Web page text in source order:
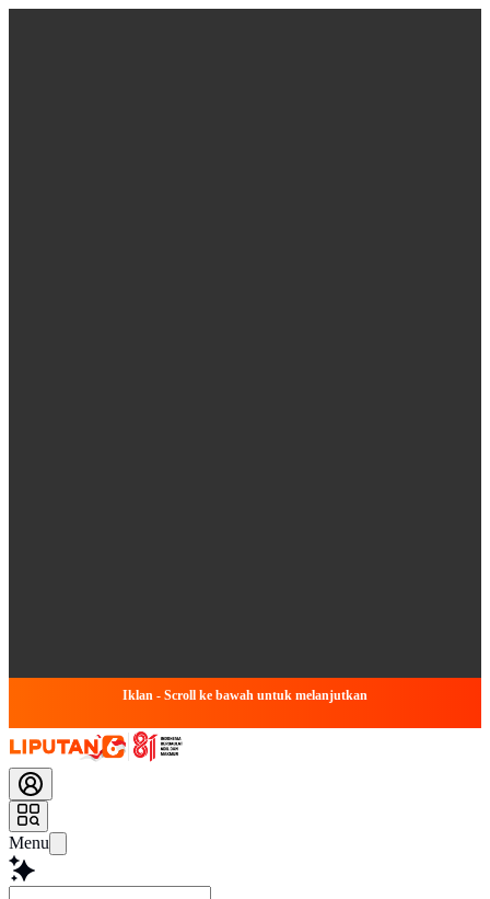
Iklan - Scroll ke bawah untuk melanjutkan
Menu